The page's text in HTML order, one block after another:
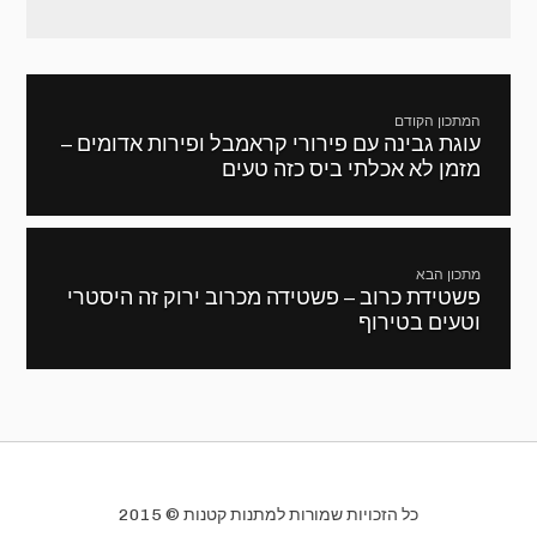
המתכון הקודם
מתכון
קודם:
עוגת גבינה עם פירורי קראמבל ופירות אדומים –
מזמן לא אכלתי ביס כזה טעים
מתכון הבא
המתכון
הבא:
פשטידת כרוב – פשטידה מכרוב ירוק זה היסטרי
וטעים בטירוף
כל הזכויות שמורות למתנות קטנות © 2015